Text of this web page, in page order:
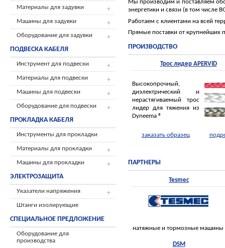
Материалы для задувки
Машины для задувки
Оборудование для задувки
ПОДВЕСКА КАБЕЛЯ
Инструмент для подвески
Материалы для подвески
Машины для подвески
Оборудование для подвески
ПРОКЛАДКА КАБЕЛЯ
Инструменты для прокладки
Материалы для прокладки
Машины для прокладки
ЭЛЕКТРОЗАЩИТА
Указатели напряжения
Штанги изолирующие
СПЕЦИАЛЬНОЕ ПРЕДЛОЖЕНИЕ
Оборудование для
производства
Мы производим и поставляем
энергетики и связи (в том числе
Работаем с клиентами на всей
Прямые поставки от крупнейших
ПРОИЗВОДСТВО
Трос лидер APERVID
Высокопрочный,
диэлектрический и
нерастягиваемый трос
лидер для тяжения из
Dyneema ®
заказать образец
ПАРТНЕРЫ
Tesmec
натяжные и тормозные машины
DSM